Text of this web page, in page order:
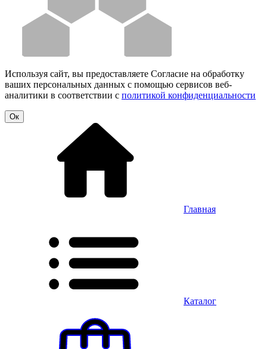
Используя сайт, вы предоставляете Согласие на обработку
ваших персональных данных с помощью сервисов веб-
аналитики в соответствии с политикой конфиденциальности
Oк
Главная
Каталог